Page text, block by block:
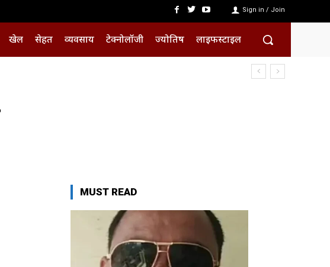
Sign in / Join
खेल सेहत व्यवसाय टेक्नोलॉजी ज्योतिष लाइफस्टाइल
MUST READ